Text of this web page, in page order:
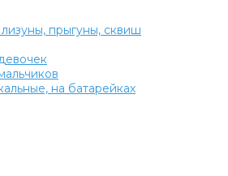
прыгуны, сквиш
на батарейках